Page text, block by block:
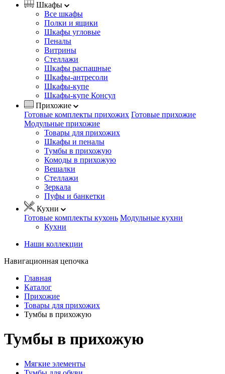
Шкафы
Все шкафы
Полки и ящики
Шкафы угловые
Пеналы
Витрины
Стеллажи
Шкафы распашные
Шкафы-антресоли
Шкафы-купе
Шкафы-купе Консул
Прихожие
Готовые комплекты прихожих Готовые прихожие
Модульные прихожие
Товары для прихожих
Шкафы и пеналы
Тумбы в прихожую
Комоды в прихожую
Вешалки
Стеллажи
Зеркала
Пуфы и банкетки
Кухни
Готовые комплекты кухонь Модульные кухни
Кухни
Наши коллекции
Навигационная цепочка
Главная
Каталог
Прихожие
Товары для прихожих
Тумбы в прихожую
Тумбы в прихожую
Мягкие элементы